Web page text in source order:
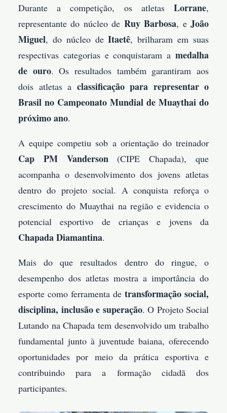
Durante a competição, os atletas Lorrane,
representante do núcleo de Ruy Barbosa, eJoão
Miguel, do núcleo deItaetê, brilharam em suas
respectivas categorias e conquistaram a medalha
de ouro. Os resultados também garantiram aos
dois atletas a classificação para representar o
Brasil no Campeonato Mundial de Muaythai do
próximo ano.
A equipe competiu sob a orientação do treinador
Cap PM Vanderson(CIPE Chapada), que
acompanha o desenvolvimento dos jovens atletas
dentro do projeto social. A conquista reforça o
crescimento do Muaythai na região e evidencia o
potencial esportivo de crianças e jovens da
Chapada Diamantina.
Mais do que resultados dentro do ringue, o
desempenho dos atletas mostra a importância do
esporte como ferramenta de transformação social,
disciplina, inclusão e superação. O Projeto Social
Lutando na Chapada tem desenvolvido um trabalho
fundamental junto à juventude baiana, oferecendo
oportunidades por meio da prática esportiva e
contribuindo para a formação cidadã dos
participantes.